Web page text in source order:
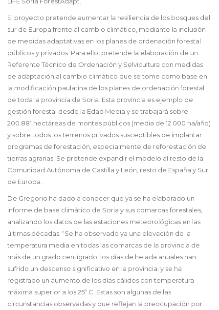
El proyecto pretende aumentar la resiliencia de los bosques del
sur de Europa frente al cambio climático, mediante la inclusión
de medidas adaptativas en los planes de ordenación forestal
públicos y privados. Para ello, pretende la elaboración de un
Referente Técnico de Ordenación y Selvicultura con medidas
de adaptación al cambio climático que se tome como base en
la modificación paulatina de los planes de ordenación forestal
de toda la provincia de Soria. Esta provincia es ejemplo de
gestión forestal desde la Edad Media y se trabajará sobre
200.881 hectáreas de montes públicos (media de 12.000 ha/año)
y sobre todos los terrenos privados susceptibles de implantar
programas de forestación, especialmente de reforestación de
tierras agrarias. Se pretende expandir el modelo al resto de la
Comunidad Autónoma de Castilla y León, resto de España y Sur
de Europa.
De Gregorio ha dado a conocer que ya se ha elaborado un
informe de base climático de Soria y sus comarcas forestales,
analizando los datos de las estaciones meteorológicas en las
últimas décadas. “Se ha observado ya una elevación de la
temperatura media en todas las comarcas de la provincia de
más de un grado centígrado; los días de helada anuales han
sufrido un descenso significativo en la provincia; y se ha
registrado un aumento de los días cálidos con temperatura
máxima superior a los 25º C. Estas son algunas de las
circunstancias observadas y que reflejan la preocupación por